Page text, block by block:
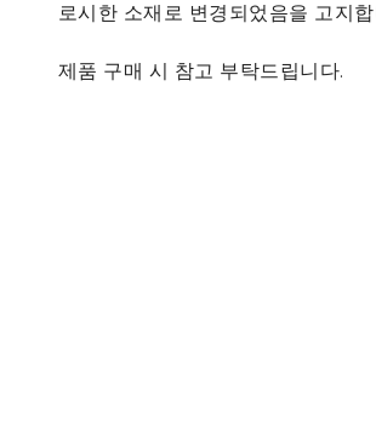
로시한 소재로 변경되었음을 고지
제품 구매 시 참고 부탁드립니다.